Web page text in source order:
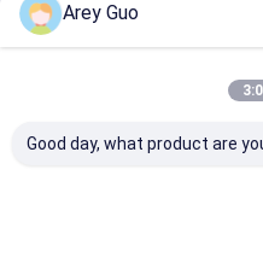
Arey Guo
Good day, what product are